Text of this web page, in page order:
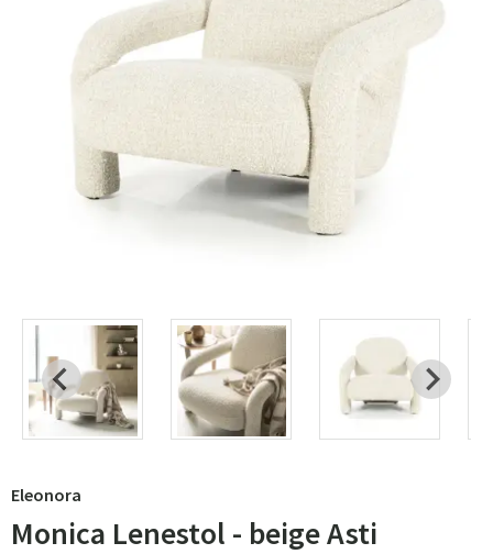
Eleonora
Monica Lenestol - beige Asti